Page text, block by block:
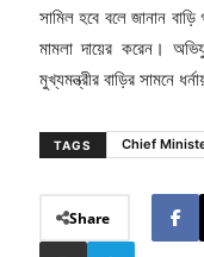
সামিল হবে বলে জানান
মামলা দায়ের করেন।
মুখ্যমন্ত্রীর বাড়ির সামনে
TAGS Chief
Share